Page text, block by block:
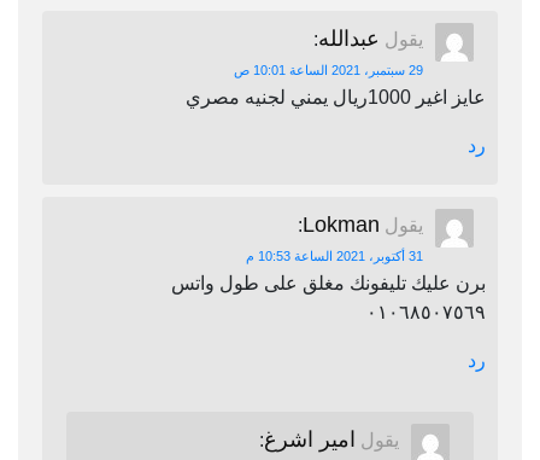
يقول عبدالله:
29 سبتمبر، 2021 الساعة 10:01 ص
عايز اغير 1000ريال يمني لجنيه مصري
رد
يقول Lokman
:
31 أكتوبر، 2021 الساعة 10:53 م
برن عليك تليفونك مغلق على طول واتس
٠١٠٦٨٥٠٧٥٦٩
رد
يقول امير اشرغ: